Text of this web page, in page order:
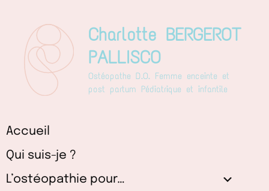
contenu
Charlotte BERGEROT
PALLISCO
Ostéopathe D.O. Femme enceinte et
post partum Pédiatrique et infantile
Accueil
Qui suis-je ?
L’ostéopathie pour…